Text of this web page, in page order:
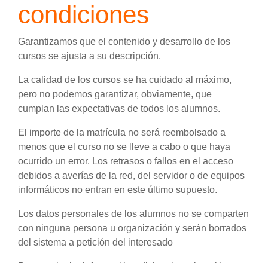
condiciones
Garantizamos que el contenido y desarrollo de los
cursos se ajusta a su descripción.
La calidad de los cursos se ha cuidado al máximo,
pero no podemos garantizar, obviamente, que
cumplan las expectativas de todos los alumnos.
El importe de la matrícula no será reembolsado a
menos que el curso no se lleve a cabo o que haya
ocurrido un error. Los retrasos o fallos en el acceso
debidos a averías de la red, del servidor o de equipos
informáticos no entran en este último supuesto.
Los datos personales de los alumnos no se comparten
con ninguna persona u organización y serán borrados
del sistema a petición del interesado